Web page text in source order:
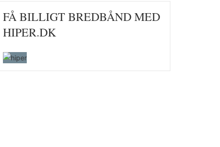
FÅ BILLIGT BREDBÅND MED
HIPER.DK